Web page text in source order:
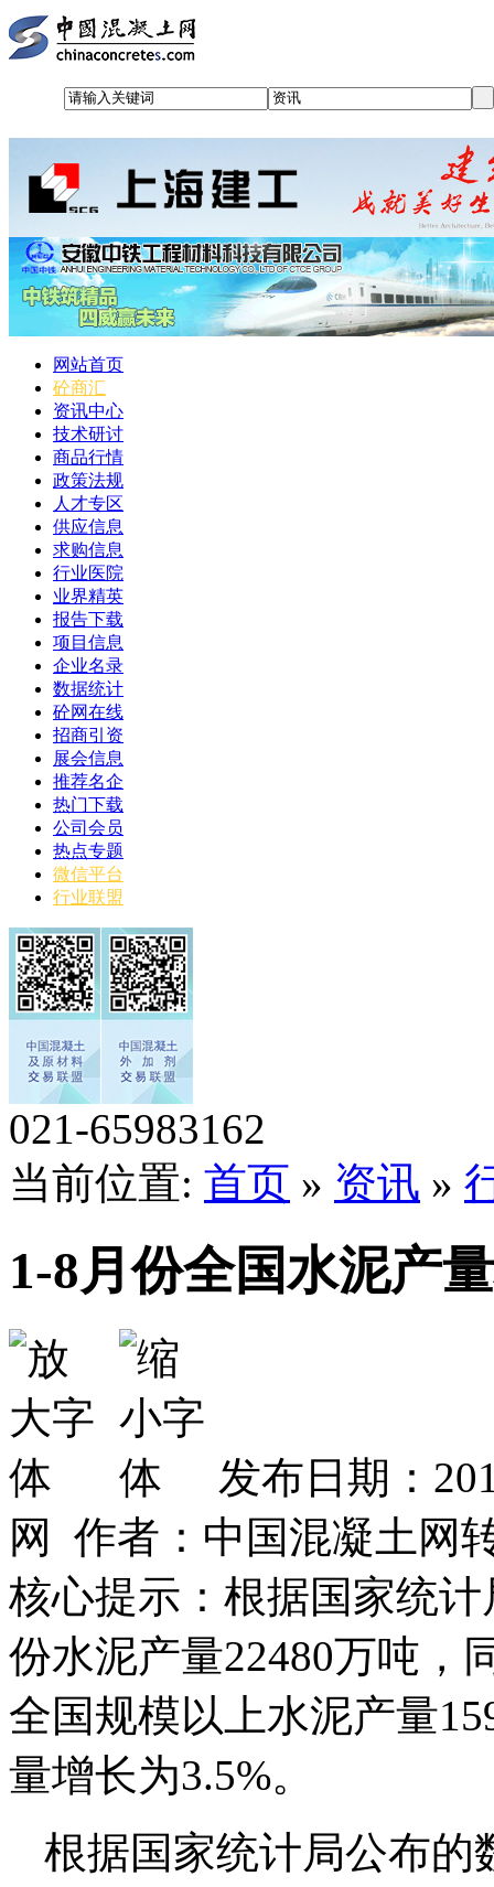
网站首页
砼商汇
资讯中心
技术研讨
商品行情
政策法规
人才专区
供应信息
求购信息
行业医院
业界精英
报告下载
项目信息
企业名录
数据统计
砼网在线
招商引资
展会信息
推荐名企
热门下载
公司会员
热点专题
微信平台
行业联盟
021-65983162
当前位置: 首页 » 资讯 »
1-8月份全国水泥产
发布日期：
网 作者：中国混凝土网
核心提示：根据国家统
份水泥产量22480万吨，
全国规模以上水泥产量
量增长为3.5%。
根据国家统计局公布的